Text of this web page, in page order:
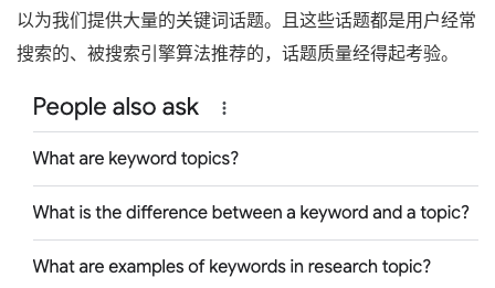
以为我们提供大量的关键词话题。且这些话题都是用户经常
搜索的、被搜索引擎算法推荐的，话题质量经得起考验。